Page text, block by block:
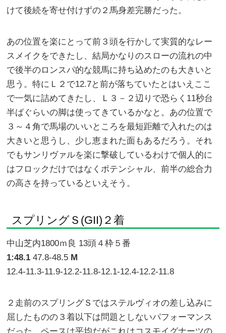
けて後続を寄せ付けずの２馬身差完勝だった。
あの位置を楽にとって前３頭を行かして実質的なレー
スメイクをできたし、結局かなりのスローの流れの中
で後半のロンスパ的な競馬に持ち込めたのも大きいと
思う。特にＬ２で12.7と前が落ちていたとはいえここ
で一気に詰めてきたし、Ｌ３－２辺りで恐らく11秒台
半ばぐらいの脚は使ってきているかなと。あの位置で
３～４角で馬場のいいところを最短距離で入れたのは
大きいと思うし、少し恵まれた面もあるだろう。それ
でもサンリヴァルを楽に撃破しているわけで個人的に
はフロックだけではなくポテンシャル、前半の総合力
の高さを持っているといえそう。
スプリングＳ(GII)２着
中山芝内1800ｍ良 13頭４枠５番
1:48.1 47.8-48.5 M
12.4-11.3-11.9-12.2-11.8-12.1-12.4-12.2-11.8
２走前のスプリングＳではステルヴィオの差し込みに
屈したものの３着以下は問題としないパフォーマンス